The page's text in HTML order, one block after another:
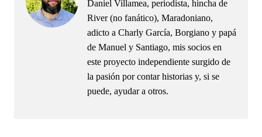
Daniel Villamea, periodista, hincha de
River (no fanático), Maradoniano,
adicto a Charly García, Borgiano y papá
de Manuel y Santiago, mis socios en
este proyecto independiente surgido de
la pasión por contar historias y, si se
puede, ayudar a otros.